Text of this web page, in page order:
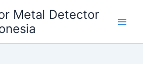
Metal Detector